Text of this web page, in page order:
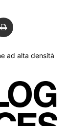
ad alta densità